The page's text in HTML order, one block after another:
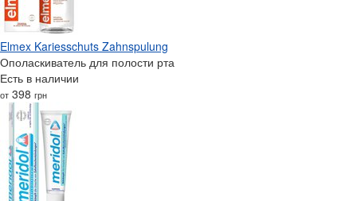
Elmex Kariesschuts Zahnspulung
Ополаскиватель для полости рта
Есть в наличии
от 398 грн